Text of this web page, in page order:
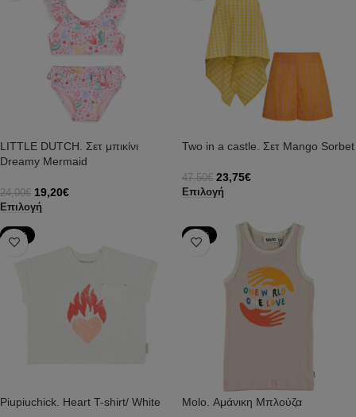
LITTLE DUTCH. Σετ μπικίνι
Dreamy Mermaid
24,00€ 19,20€
Επιλογή
Two in a castle. Σετ Mango Sorbet
47,50€ 23,75€
Επιλογή
-50%
Piupiuchick. Heart T-shirt/ White
-50%
Molo. Αμάνικη Μπλούζα